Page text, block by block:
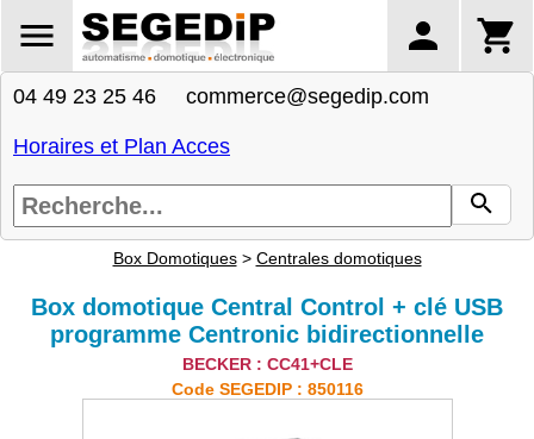
04 49 23 25 46 commerce@segedip.com
Horaires et Plan Acces
Box Domotiques> Centrales domotiques
Box domotique Central Control + clé USB
programme Centronic bidirectionnelle
BECKER : CC41+CLE
Code SEGEDIP : 850116